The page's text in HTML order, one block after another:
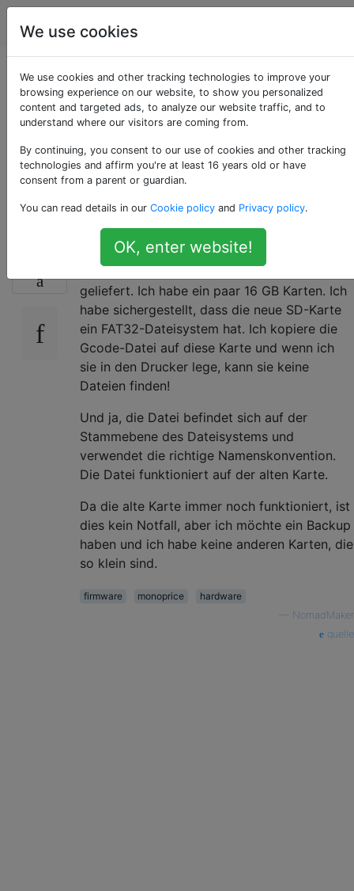
3d Drucken
Was ist die größte
microSD-Karte, die
ein Monoprice Select
Mini lesen kann?
Ich habe eine Monoprice Select Mini v2 und
sie wurde mit einer 256 MB SD-Karte
geliefert. Ich habe ein paar 16 GB Karten. Ich
habe sichergestellt, dass die neue SD-Karte
ein FAT32-Dateisystem hat. Ich kopiere die
Gcode-Datei auf diese Karte und wenn ich
sie in den Drucker lege, kann sie keine
Dateien finden!
Und ja, die Datei befindet sich auf der
Stammebene des Dateisystems und
verwendet die richtige Namenskonvention.
Die Datei funktioniert auf der alten Karte.
Da die alte Karte immer noch funktioniert, ist
dies kein Notfall, aber ich möchte ein Backup
haben und ich habe keine anderen Karten, die
so klein sind.
firmware monoprice
hardware
NomadMaker
quelle
We use cookies
We use cookies and other tracking technologies to improve your
browsing experience on our website, to show you personalized
content and targeted ads, to analyze our website traffic, and to
understand where our visitors are coming from.
By continuing, you consent to our use of cookies and other tracking
technologies and affirm you're at least 16 years old or have
consent from a parent or guardian.
You can read details in our Cookie policy and Privacy policy.
OK, enter website!